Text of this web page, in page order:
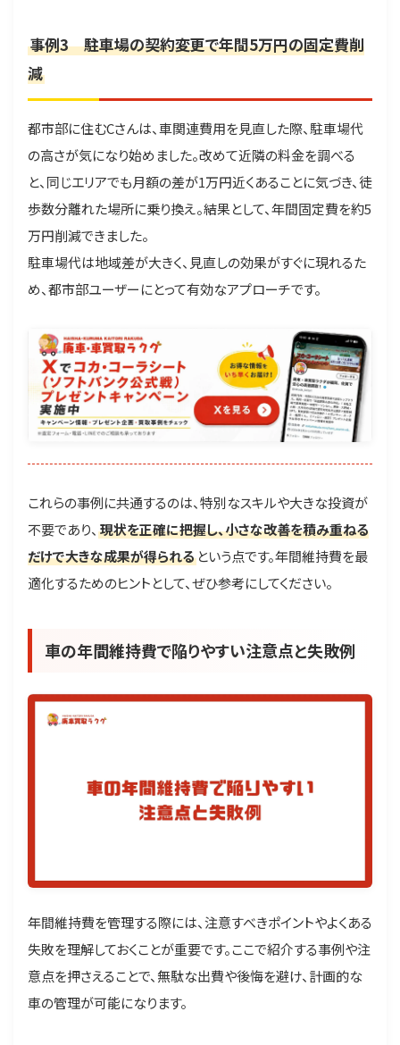
事例3 駐車場の契約変更で年間5万円の固定費削
減
都市部に住むCさんは、車関連費用を見直した際、駐車場代
の高さが気になり始めました。改めて近隣の料金を調べる
と、同じエリアでも月額の差が1万円近くあることに気づき、徒
歩数分離れた場所に乗り換え。結果として、年間固定費を約5
万円削減できました。
駐車場代は地域差が大きく、見直しの効果がすぐに現れるた
め、都市部ユーザーにとって有効なアプローチです。
これらの事例に共通するのは、特別なスキルや大きな投資が
不要であり、 現状を正確に把握し、小さな改善を積み重ねる
だけで大きな成果が得られる という点です。年間維持費を最
適化するためのヒントとして、ぜひ参考にしてください。
車の年間維持費で陥りやすい注意点と失敗例
年間維持費を管理する際には、注意すべきポイントやよくある
失敗を理解しておくことが重要です。ここで紹介する事例や注
意点を押さえることで、無駄な出費や後悔を避け、計画的な
車の管理が可能になります。